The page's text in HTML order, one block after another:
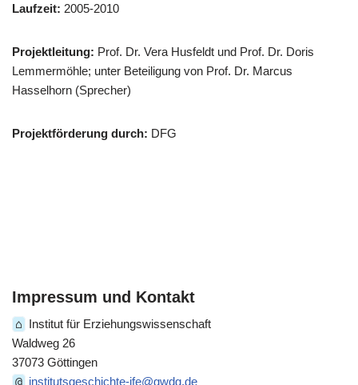
Laufzeit: 2005-2010
Projektleitung: Prof. Dr. Vera Husfeldt und Prof. Dr. Doris
Lemmermöhle; unter Beteiligung von Prof. Dr. Marcus
Hasselhorn (Sprecher)
Projektförderung durch: DFG
Impressum und Kontakt
⌂ Institut für Erziehungswissenschaft
Waldweg 26
37073 Göttingen
@ institutsgeschichte-ife@gwdg.de